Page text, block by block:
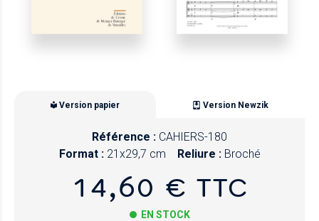
Version papier Version Newzik
Référence : CAHIERS-180
Format : 21x29,7 cm Reliure : Broché
14,60 € TTC
EN STOCK